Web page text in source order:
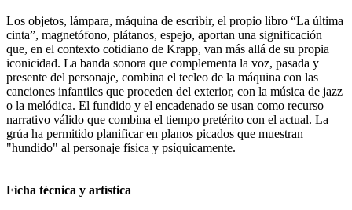
Los objetos, lámpara, máquina de escribir, el propio libro “La última
cinta”, magnetófono, plátanos, espejo, aportan una significación
que, en el contexto cotidiano de Krapp, van más allá de su propia
iconicidad. La banda sonora que complementa la voz, pasada y
presente del personaje, combina el tecleo de la máquina con las
canciones infantiles que proceden del exterior, con la música de jazz
o la melódica. El fundido y el encadenado se usan como recurso
narrativo válido que combina el tiempo pretérito con el actual. La
grúa ha permitido planificar en planos picados que muestran
"hundido" al personaje física y psíquicamente.
Ficha técnica y artística